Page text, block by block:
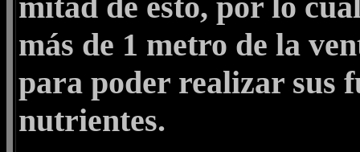
más de 1 metro de la
para poder realizar sus
nutrientes.